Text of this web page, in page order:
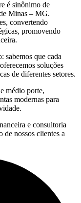
é sinônimo de
Minas – MG.
convertendo
promovendo
sabemos que cada
soluções
de diferentes setores.
médio porte,
modernas para
e consultoria
de nossos clientes a